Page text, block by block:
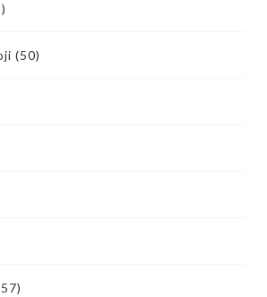
(50)